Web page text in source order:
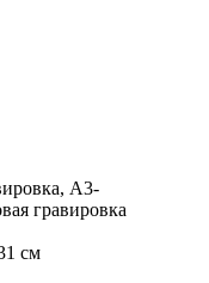
A3-
гравировка
см